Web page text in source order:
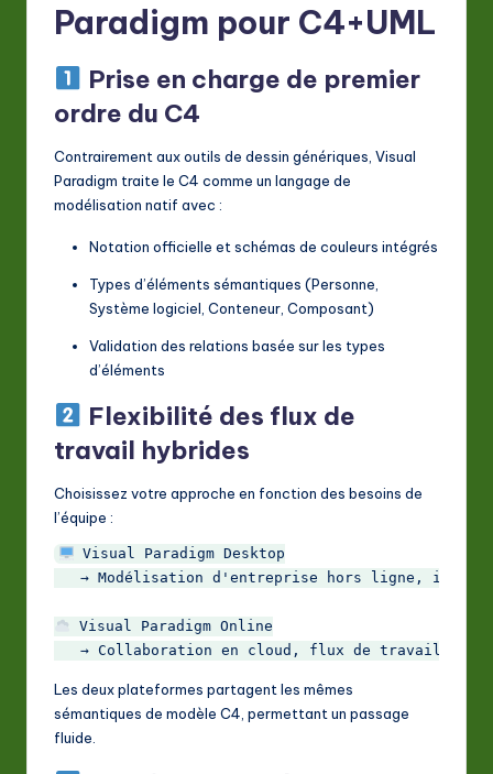
Paradigm pour C4+UML
Prise en charge de premier
ordre du C4
Contrairement aux outils de dessin génériques, Visual
Paradigm traite le C4 comme un langage de
modélisation natif avec :
Notation officielle et schémas de couleurs intégrés
Types d’éléments sémantiques (Personne,
Système logiciel, Conteneur, Composant)
Validation des relations basée sur les types
d’éléments
Flexibilité des flux de
travail hybrides
Choisissez votre approche en fonction des besoins de
l’équipe :
Visual Paradigm Desktop
→ Modélisation d'entreprise hors ligne,
Visual Paradigm Online
Les deux plateformes partagent les mêmes
sémantiques de modèle C4, permettant un passage
fluide.